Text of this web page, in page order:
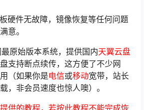
硬件无故障，镜像恢复等任何问题
意。
原始版本系统，提供国内天翼云盘
支持断点续传，这方便了不少网
（如果你是电信或移动宽带，站长
，非会员速度也惊人噢）。